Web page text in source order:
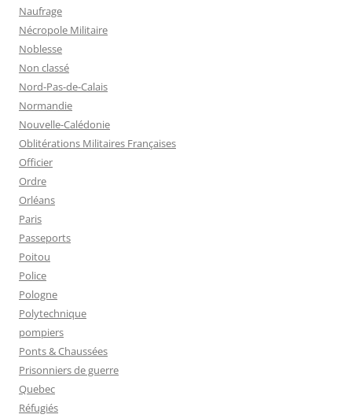
Naufrage
Nécropole Militaire
Noblesse
Non classé
Nord-Pas-de-Calais
Normandie
Nouvelle-Calédonie
Oblitérations Militaires Françaises
Officier
Ordre
Orléans
Paris
Passeports
Poitou
Police
Pologne
Polytechnique
pompiers
Ponts & Chaussées
Prisonniers de guerre
Quebec
Réfugiés